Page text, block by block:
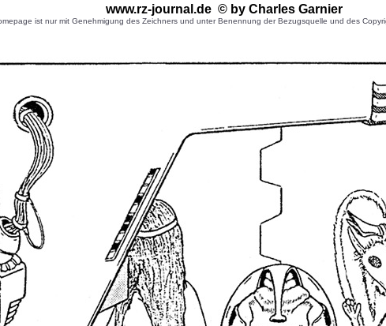
www.rz-journal.de © by Charles Garnier
ist nur mit Genehmigung des Zeichners und unter Benennung der Bezugsquelle und des